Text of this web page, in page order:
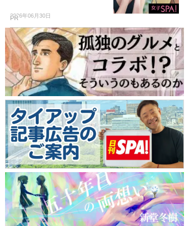
2026年06月30日
PR